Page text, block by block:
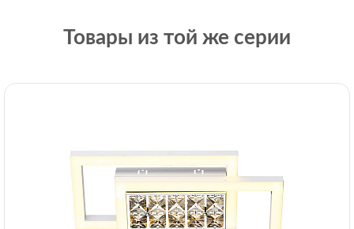
Товары из той же серии